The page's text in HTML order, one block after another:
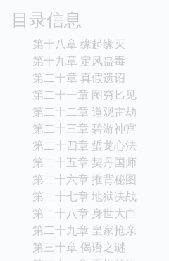
曾获各项大奖，并备受
代表作：《回到明朝当
《夜天子》
目录信息
第十八章 缘起缘灭
第十九章 定风蛊毒
第二十章 真假遗诏
第二十一章 图穷匕见
第二十二章 道观雷劫
第二十三章 碧游神宫
第二十四章 蜇龙心法